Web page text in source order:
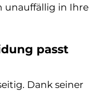
unauffällig in Ihre
passt
Dank seiner